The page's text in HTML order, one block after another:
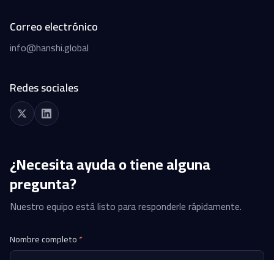
Correo electrónico
info@hanshi.global
Redes sociales
¿Necesita ayuda o tiene alguna
pregunta?
Nuestro equipo está listo para responderle rápidamente.
Nombre completo*